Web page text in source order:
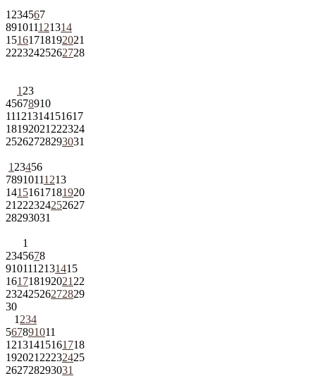
1 234567
891011121314
15161718192021
22232425262728
1 23
45678910
11121314151617
18192021 222324
25262728293031
1 23456
78910111213
14151617181920
21 222324252627
28293031
1
2345678
9101112131415
161718192021 22
23242526272829
30
1 234
567891011
12131415161718
192021 22232425
262728293031